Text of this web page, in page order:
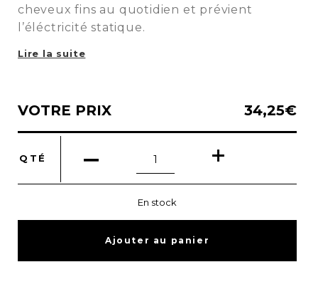
cheveux fins au quotidien et prévient
l’éléctricité statique.
Lire la suite
VOTRE PRIX 34,25€
QTÉ
Spray
soin
volumisant
En stock
Ajouter au panier